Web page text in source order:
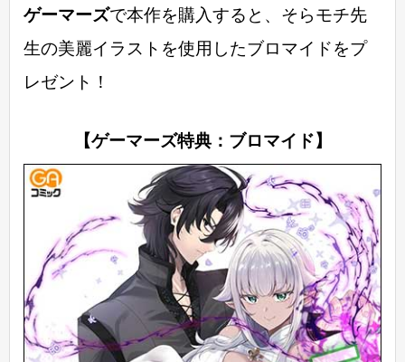
ゲーマーズで本作を購入すると、そらモチ先
生の美麗イラストを使用したブロマイドをプ
レゼント！
【ゲーマーズ特典：ブロマイド】